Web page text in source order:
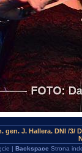
gen. J. Hallera. DNI /
| Backspace Strona